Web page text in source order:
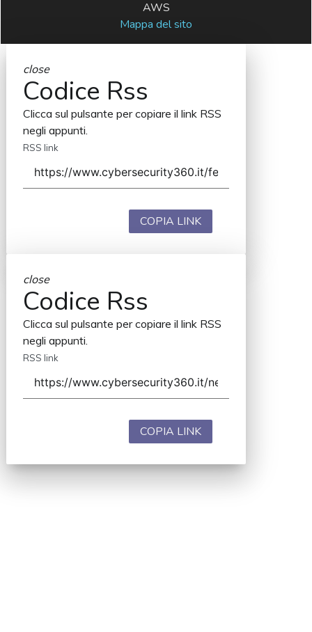
AWS
Mappa del sito
close
Codice Rss
Clicca sul pulsante per copiare il link RSS
negli appunti.
RSS link
COPIA LINK
close
Codice Rss
Clicca sul pulsante per copiare il link RSS
negli appunti.
RSS link
COPIA LINK